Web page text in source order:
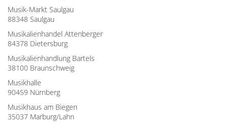
Musik-Markt Saulgau
88348 Saulgau
Musikalienhandel Attenberger
84378 Dietersburg
Musikalienhandlung Bartels
38100 Braunschweig
Musikhalle
90459 Nürnberg
Musikhaus am Biegen
35037 Marburg/Lahn